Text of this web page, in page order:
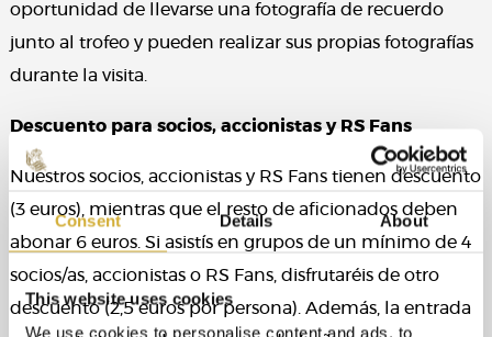
Consent Details About
This website uses cookies
We use cookies to personalise content and ads, to
oportunidad de llevarse una fotografía de recuerdo
junto al trofeo y pueden realizar sus propias fotografías
durante la visita.
Descuento para socios, accionistas y RS Fans
Nuestros socios, accionistas y RS Fans tienen descuento
(3 euros), mientras que el resto de aficionados deben
abonar 6 euros. Si asistís en grupos de un mínimo de 4
socios/as, accionistas o RS Fans, disfrutaréis de otro
descuento (2,5 euros por persona). Además, la entrada